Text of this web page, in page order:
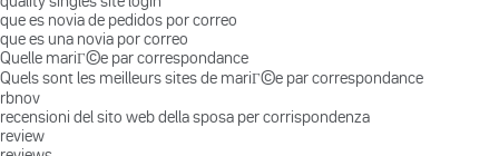
que es novia de pedidos por correo
que es una novia por correo
Quelle mariГ©e par correspondance
Quels sont les meilleurs sites de mariГ©e par correspondance
rbnov
recensioni del sito web della sposa per corrispondenza
review